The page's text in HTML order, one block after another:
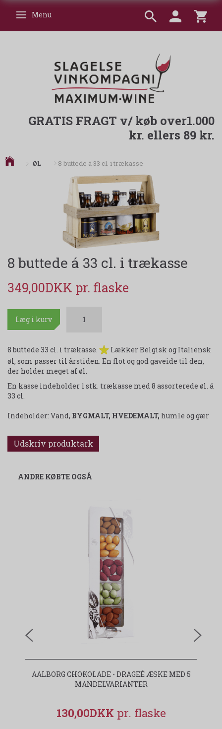
Skifte navigation
Menu
GRATIS FRAGT v/ køb over1.000
kr. ellers 89 kr.
ØL 8 buttede á 33 cl. i trækasse
8 buttede á 33 cl. i trækasse
349,00DKK
Læg i kurv
8 buttede 33 cl. i trækasse.
Lækker Belgisk og Italiensk
øl, som passer til årstiden. En flot og god gaveide til den,
der holder meget af øl.
En kasse indeholder 1 stk. trækasse med 8 assorterede øl. á
33 cl.
Indeholder: Vand, BYGMALT, HVEDEMALT, humle og gær
Udskriv produktark
ANDRE KØBTE OGSÅ
AALBORG CHOKOLADE - DRAGEÉ ÆSKE MED 5
MANDELVARIANTER
130,00DKK